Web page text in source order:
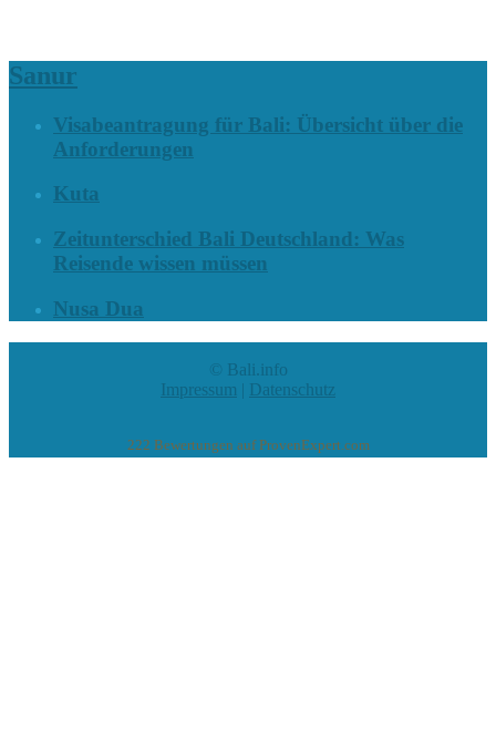
Sanur
Visabeantragung für Bali: Übersicht über die
Anforderungen
Kuta
Zeitunterschied Bali Deutschland: Was
Reisende wissen müssen
Nusa Dua
© Bali.info
Impressum | Datenschutz
222 Bewertungen auf ProvenExpert.com